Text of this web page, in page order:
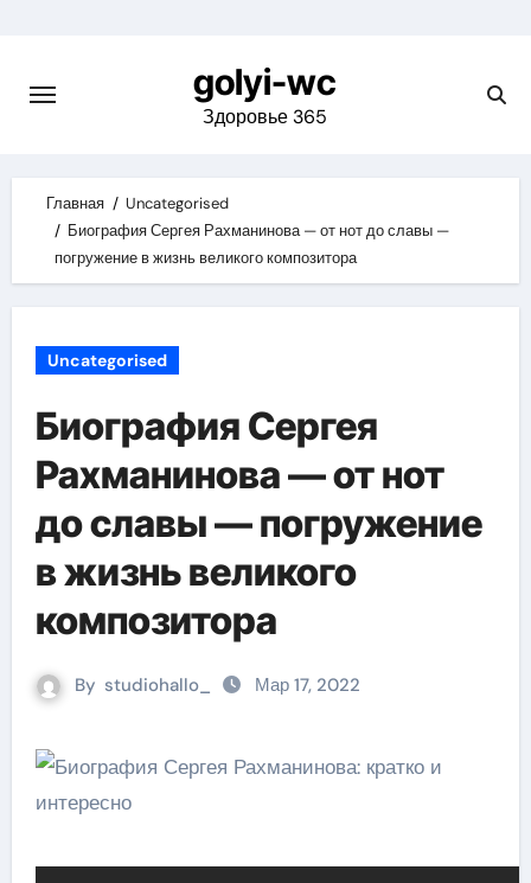
content
golyi-wc
Здоровье 365
Главная
Uncategorised
Биография Сергея Рахманинова — от нот до славы —
погружение в жизнь великого композитора
Uncategorised
Биография Сергея
Рахманинова — от нот
до славы — погружение
в жизнь великого
композитора
By studiohallo_ Мар 17, 2022